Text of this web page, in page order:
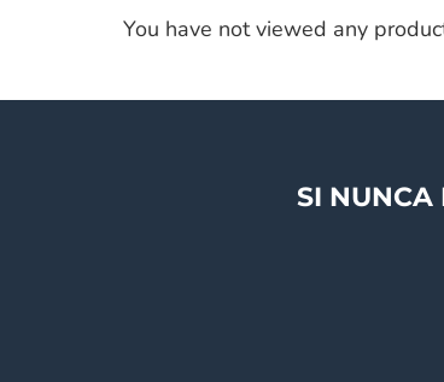
You have not viewed any
SI NUNCA